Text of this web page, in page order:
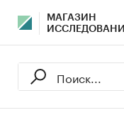
МАГАЗИН